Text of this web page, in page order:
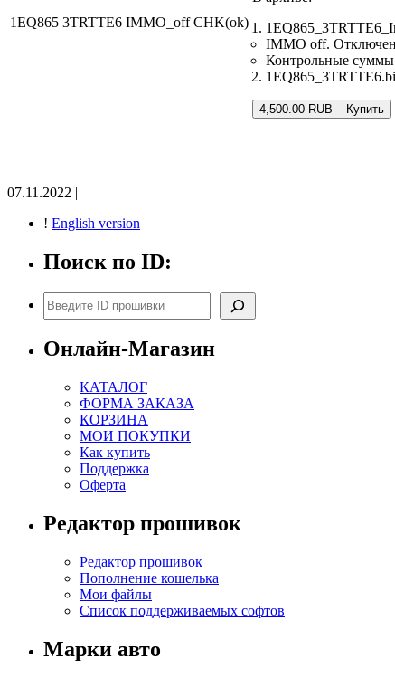
1EQ865 3TRTTE6 IMMO_off CHK(ok)
IMMO off.
Контрольные
4,500.00 RUB – Купить
07.11.2022 |
! English version
Поиск по ID:
Поиск
Онлайн-Магазин
КАТАЛОГ
ФОРМА ЗАКАЗА
КОРЗИНА
МОИ ПОКУПКИ
Как купить
Поддержка
Оферта
Редактор прошивок
Редактор прошивок
Пополнение кошелька
Мои файлы
Список поддерживаемых софтов
Марки авто